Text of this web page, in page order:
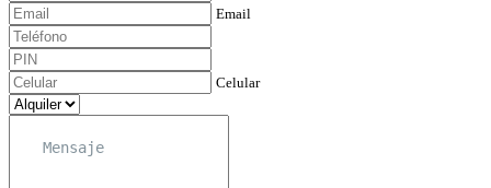
Email
Celular